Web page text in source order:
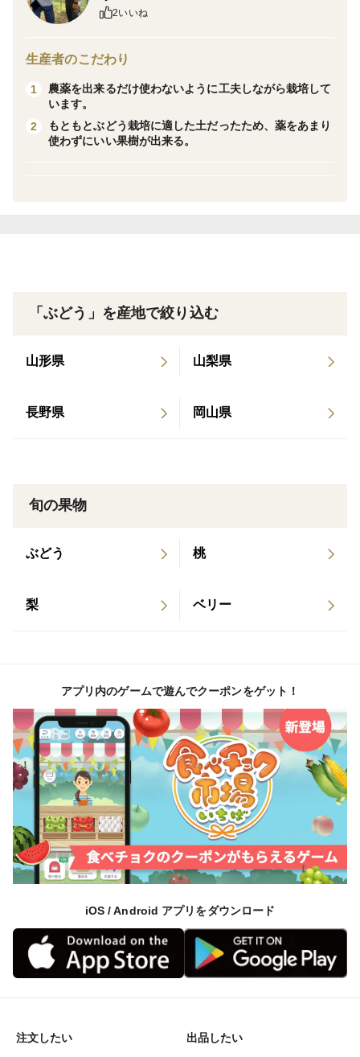
ピオーネ
2いいね
生産者のこだわり
1
農薬を出来るだけ使わないように工夫しながら栽培して
います。
2
もともとぶどう栽培に適した土だったため、薬をあまり
使わずにいい果樹が出来る。
「ぶどう」を産地で絞り込む
山形県 山梨県
長野県 岡山県
旬の果物
ぶどう 桃
梨 ベリー
アプリ内のゲームで遊んでクーポンをゲット！
iOS / Android アプリをダウンロード
注文したい 出品したい